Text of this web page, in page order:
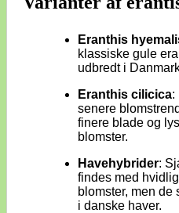
Eranthis
klassiske gule
udbredt i
Eranthis cilicica:
senere
finere blade og
blomster.
Havehybrider:
findes med
blomster, men
i danske haver.